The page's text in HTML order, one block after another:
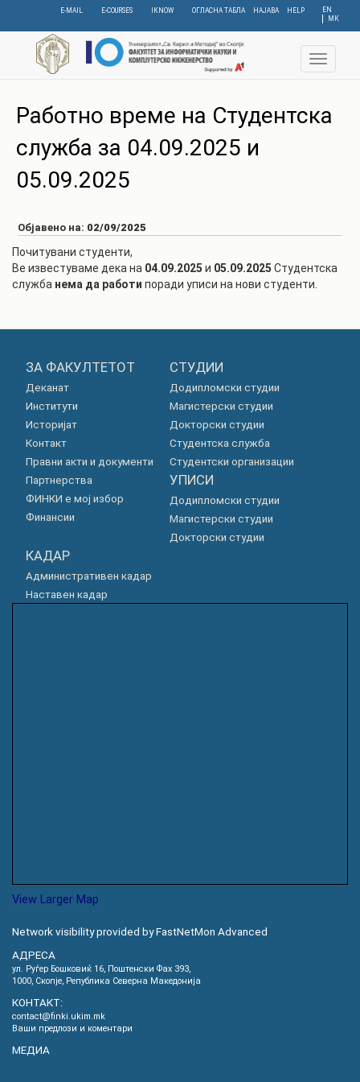
content
EN
МК
E-MAIL E-COURSES IKNOW ОГЛАСНА ТАБЛА НАЈАВА HELP
Toggle
Работно време на Студентска
служба за 04.09.2025 и
05.09.2025
Објавено на: 02/09/2025
Почитувани студенти,
Ве известуваме дека на 04.09.2025 и 05.09.2025 Студентска
служба нема да работи поради уписи на нови студенти.
ЗА ФАКУЛТЕТОТ
Деканат
Институти
Историјат
Контакт
Правни акти и документи
Партнерства
ФИНКИ е мој избор
Финансии
СТУДИИ
Додипломски студии
Магистерски студии
Докторски студии
Студентска служба
Студентски организации
УПИСИ
Додипломски студии
Магистерски студии
Докторски студии
КАДАР
Административен кадар
Наставен кадар
View Larger Map
Network visibility provided by FastNetMon Advanced
АДРЕСА
ул. Руѓер Бошковиќ 16, Пoштенски Фах 393,
1000, Скопје, Република Северна Македонија
КОНТАКТ:
contact@finki.ukim.mk
Ваши предлози и коментари
МЕДИА